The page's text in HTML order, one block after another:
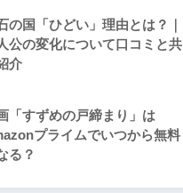
の国「ひどい」理由とは？｜
公の変化について口コミと共
介
「すずめの戸締まり」は
プライムでいつから無料
る？